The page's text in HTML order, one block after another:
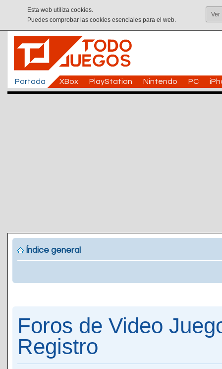
Esta web utiliza cookies.
Puedes comprobar las cookies esenciales para el web.
Ver
Portada XBox PlayStation Nintendo PC
Índice general
Foros de Video
Registro